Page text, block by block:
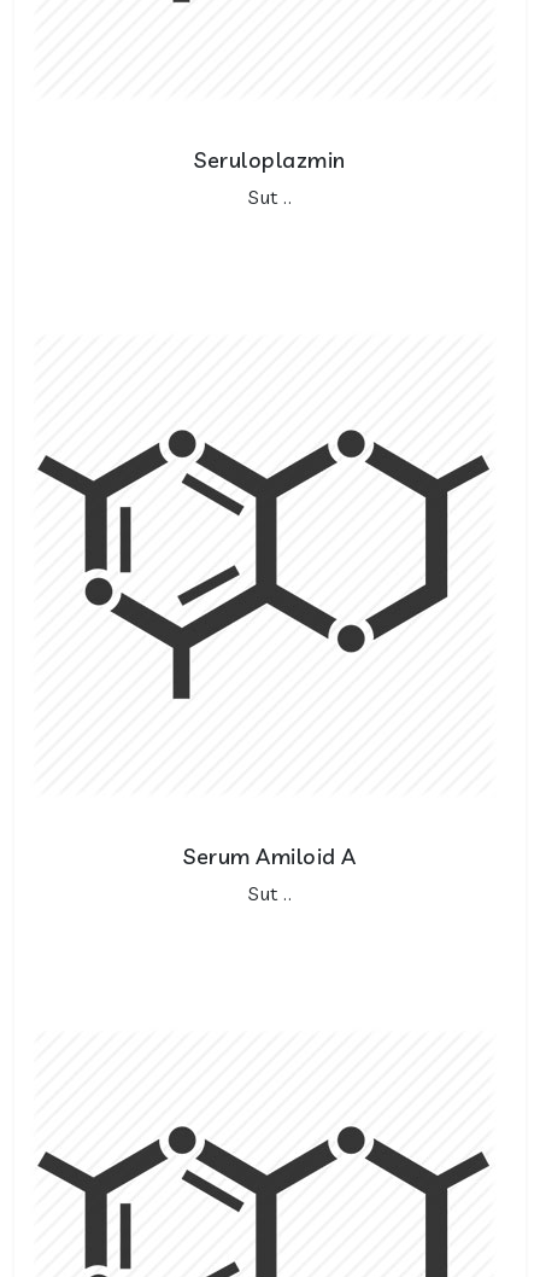
Seruloplazmin
Sut ..
Serum Amiloid A
Sut ..